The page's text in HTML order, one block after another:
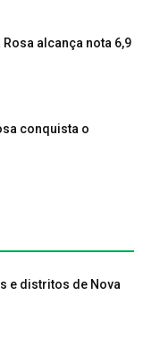
alcança nota 6,9
conquista o
e distritos de Nova